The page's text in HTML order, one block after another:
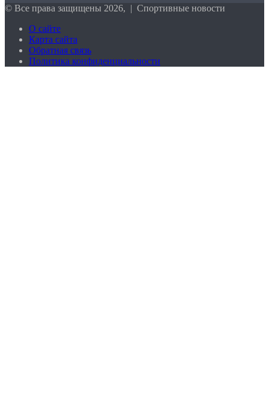
© Все права защищены 2026, | Спортивные новости
О сайте
Карта сайта
Обратная связь
Политика конфиденциальности